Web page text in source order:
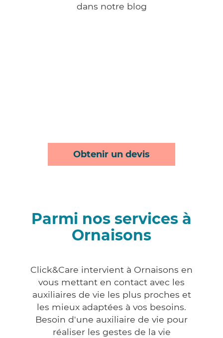
dans notre blog
Obtenir un devis
Parmi nos services à
Ornaisons
Click&Care intervient à Ornaisons en
vous mettant en contact avec les
auxiliaires de vie les plus proches et
les mieux adaptées à vos besoins.
Besoin d'une auxiliaire de vie pour
réaliser les gestes de la vie